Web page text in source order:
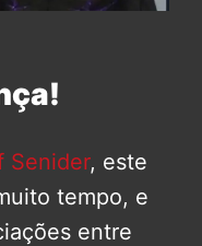
Senider, este
tempo, e
entre